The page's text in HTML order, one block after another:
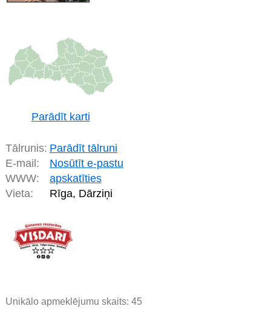
Parādīt karti
Tālrunis: Parādīt tālruni
E-mail:
Nosūtīt e-pastu
WWW:
apskatīties
Vieta:
Rīga, Dārziņi
Unikālo apmeklējumu skaits: 45